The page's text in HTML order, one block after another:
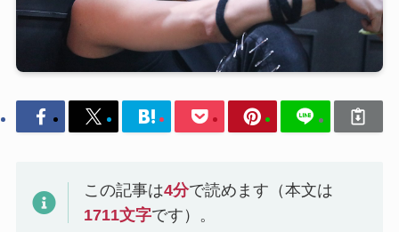
この記事は4分で読めます（本文は
1711文字です）。